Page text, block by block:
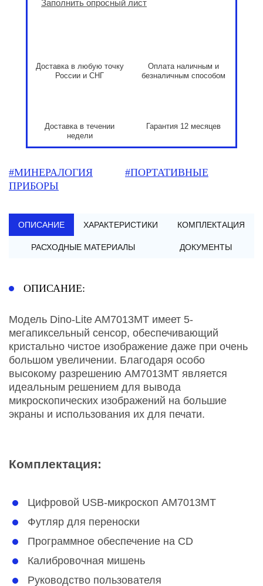
Заполнить опросный лист
Доставка в любую точку
России и СНГ
Оплата наличным и
безналичным способом
Доставка в течении
недели
Гарантия 12 месяцев
#МИНЕРАЛОГИЯ
#ПОРТАТИВНЫЕ
ПРИБОРЫ
ОПИСАНИЕ ХАРАКТЕРИСТИКИ КОМПЛЕКТАЦИЯ
РАСХОДНЫЕ МАТЕРИАЛЫ ДОКУМЕНТЫ
ОПИСАНИЕ:
Модель Dino-Lite AM7013MT имеет 5-
мегапиксельный сенсор, обеспечивающий
кристально чистое изображение даже при очень
большом увеличении. Благодаря особо
высокому разрешению AM7013MT является
идеальным решением для вывода
микроскопических изображений на большие
экраны и использования их для печати.
Комплектация:
Цифровой USB-микроскоп AM7013MT
Футляр для переноски
Программное обеспечение на CD
Калибровочная мишень
Руководство пользователя